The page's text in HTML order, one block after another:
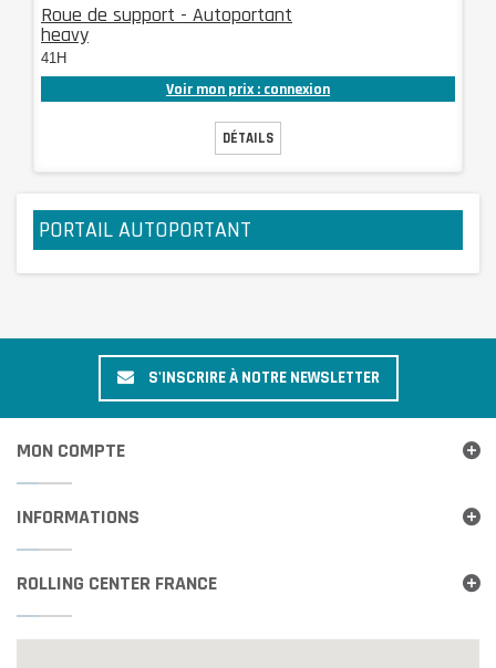
Roue de support - Autoportant
heavy
41H
Voir mon prix : connexion
DÉTAILS
PORTAIL AUTOPORTANT
S'INSCRIRE À NOTRE NEWSLETTER
MON COMPTE
INFORMATIONS
ROLLING CENTER FRANCE